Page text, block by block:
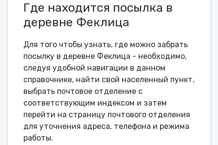
Где находится посылка в
деревне Феклица
Для того чтобы узнать, где можно забрать
посылку в деревне Феклица - необходимо,
следуя удобной навигации в данном
справочнике, найти свой населенный пункт,
выбрать почтовое отделение с
соответствующим индексом и затем
перейти на страницу почтового отделения
для уточнения адреса, телефона и режима
работы.